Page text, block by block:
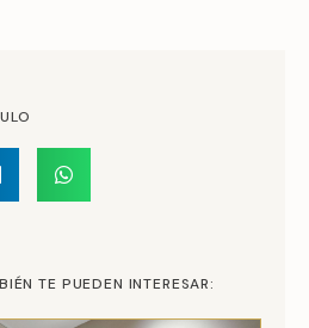
TE PUEDEN INTERESAR: